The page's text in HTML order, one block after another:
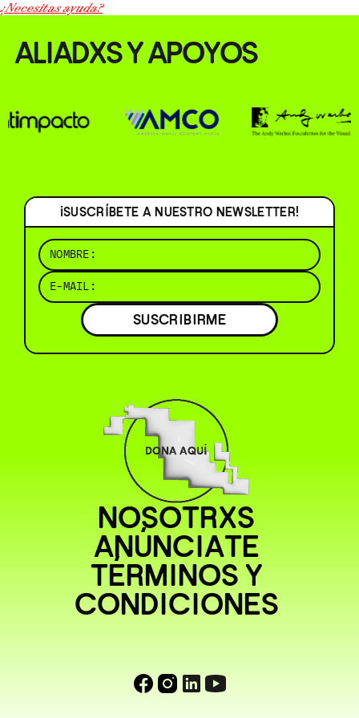
¿Necesitas ayuda?
ALIADXS Y APOYOS
¡SUSCRÍBETE A NUESTRO NEWSLETTER!
SUSCRIBIRME
NOSOTRXS
ANÚNCIATE
TÉRMINOS Y
CONDICIONES